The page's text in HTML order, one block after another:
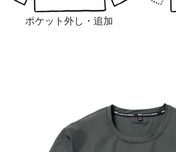
ポケット外し・追加